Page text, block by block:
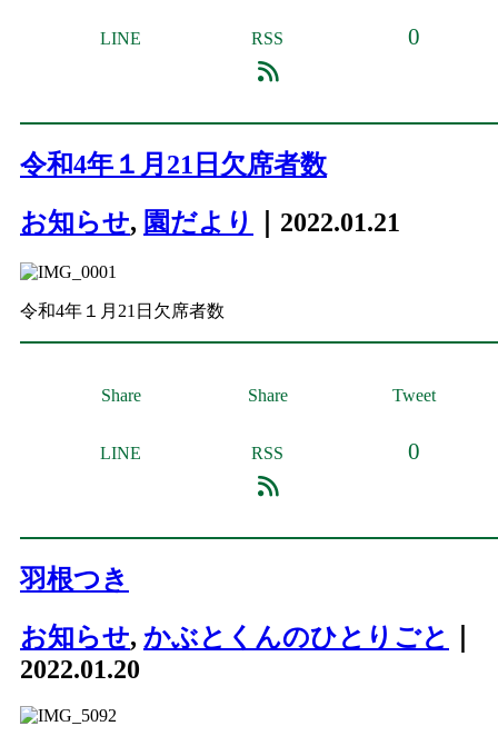
LINE RSS 0
令和4年１月21日欠席者数
お知らせ, 園だより ｜2022.01.21
令和4年１月21日欠席者数
Share Share Tweet
LINE RSS 0
羽根つき
お知らせ, かぶとくんのひとりごと
2022.01.20